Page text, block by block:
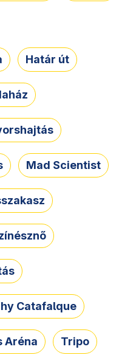
Határ út
Mad Scientist
Catafalque
Aréna Tripo